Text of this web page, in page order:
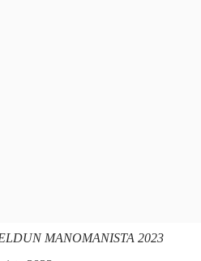
MANOMANISTA 2023